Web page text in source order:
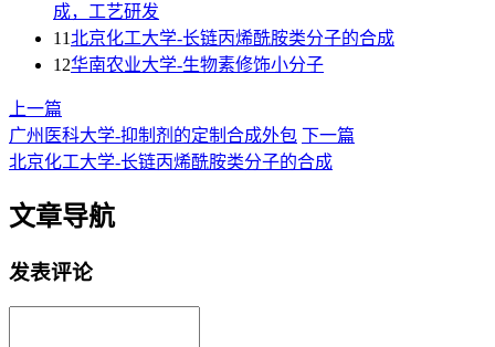
成，工艺研发
11北京化工大学-长链丙烯酰胺类分子的合成
12华南农业大学-生物素修饰小分子
上一篇
广州医科大学-抑制剂的定制合成外包 下一篇
北京化工大学-长链丙烯酰胺类分子的合成
文章导航
发表评论